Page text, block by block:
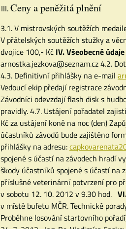
Ceny a peněžitá plnění
3.1. V mistrovských soutěžích
V přátelských soutěžích stužky a
dvojice 100,- Kč IV. Všeobecné údaje
arnostka.jezkova@seznam.cz 4.2.
4.3. Definitivní přihlášky na e-mail
Vedoucí ekip předají registrace
Závodníci odevzdají flash disk s
pravidly. 4.7. Ustájení pořadatel
Kč za ustájení koně na noc (den)
účastníků závodů bude zajištěno
přihlášky na adresu:
spojené s účastí na závodech hradí
škody účastníků spojené s účastí na
příslušné veterinární potvrzení pro
v sobotu 12. 10. 2012 v 9.30 hod.
v místě bufetu MČR. Technické
Proběhne losování startovního